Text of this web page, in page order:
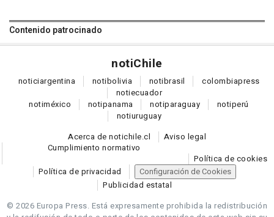
Contenido patrocinado
notiChile
noticiargentina notibolivia notibrasil colombiapress
notiecuador
notiméxico notipanama notiparaguay notiperú
notiuruguay
Acerca de notichile.cl
Aviso legal
Cumplimiento normativo
Política de cookies
Política de privacidad
Configuración de Cookies
Publicidad estatal
© 2026 Europa Press. Está expresamente prohibida la redistribución